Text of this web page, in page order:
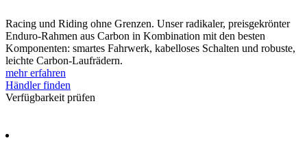
Racing und Riding ohne Grenzen. Unser radikaler, preisgekrönter
Enduro-Rahmen aus Carbon in Kombination mit den besten
Komponenten: smartes Fahrwerk, kabelloses Schalten und robuste,
leichte Carbon-Laufrädern.
mehr erfahren
Händler finden
Verfügbarkeit prüfen